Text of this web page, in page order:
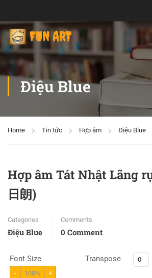
Điệu Blue
Home Tin tức Hợp âm Điệu Blue
Hợp âm Tát Nhật Lãng
日朗)
Categories
Điệu Blue
Comments
0 Comment
Font Size
- 100% +
Transpose